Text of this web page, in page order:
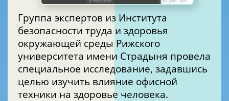
Группа экспертов из Института
безопасности труда и здоровья
окружающей среды Рижского
университета имени Страдыня провела
специальное исследование, задавшись
целью изучить влияние офисной
техники на здоровье человека.